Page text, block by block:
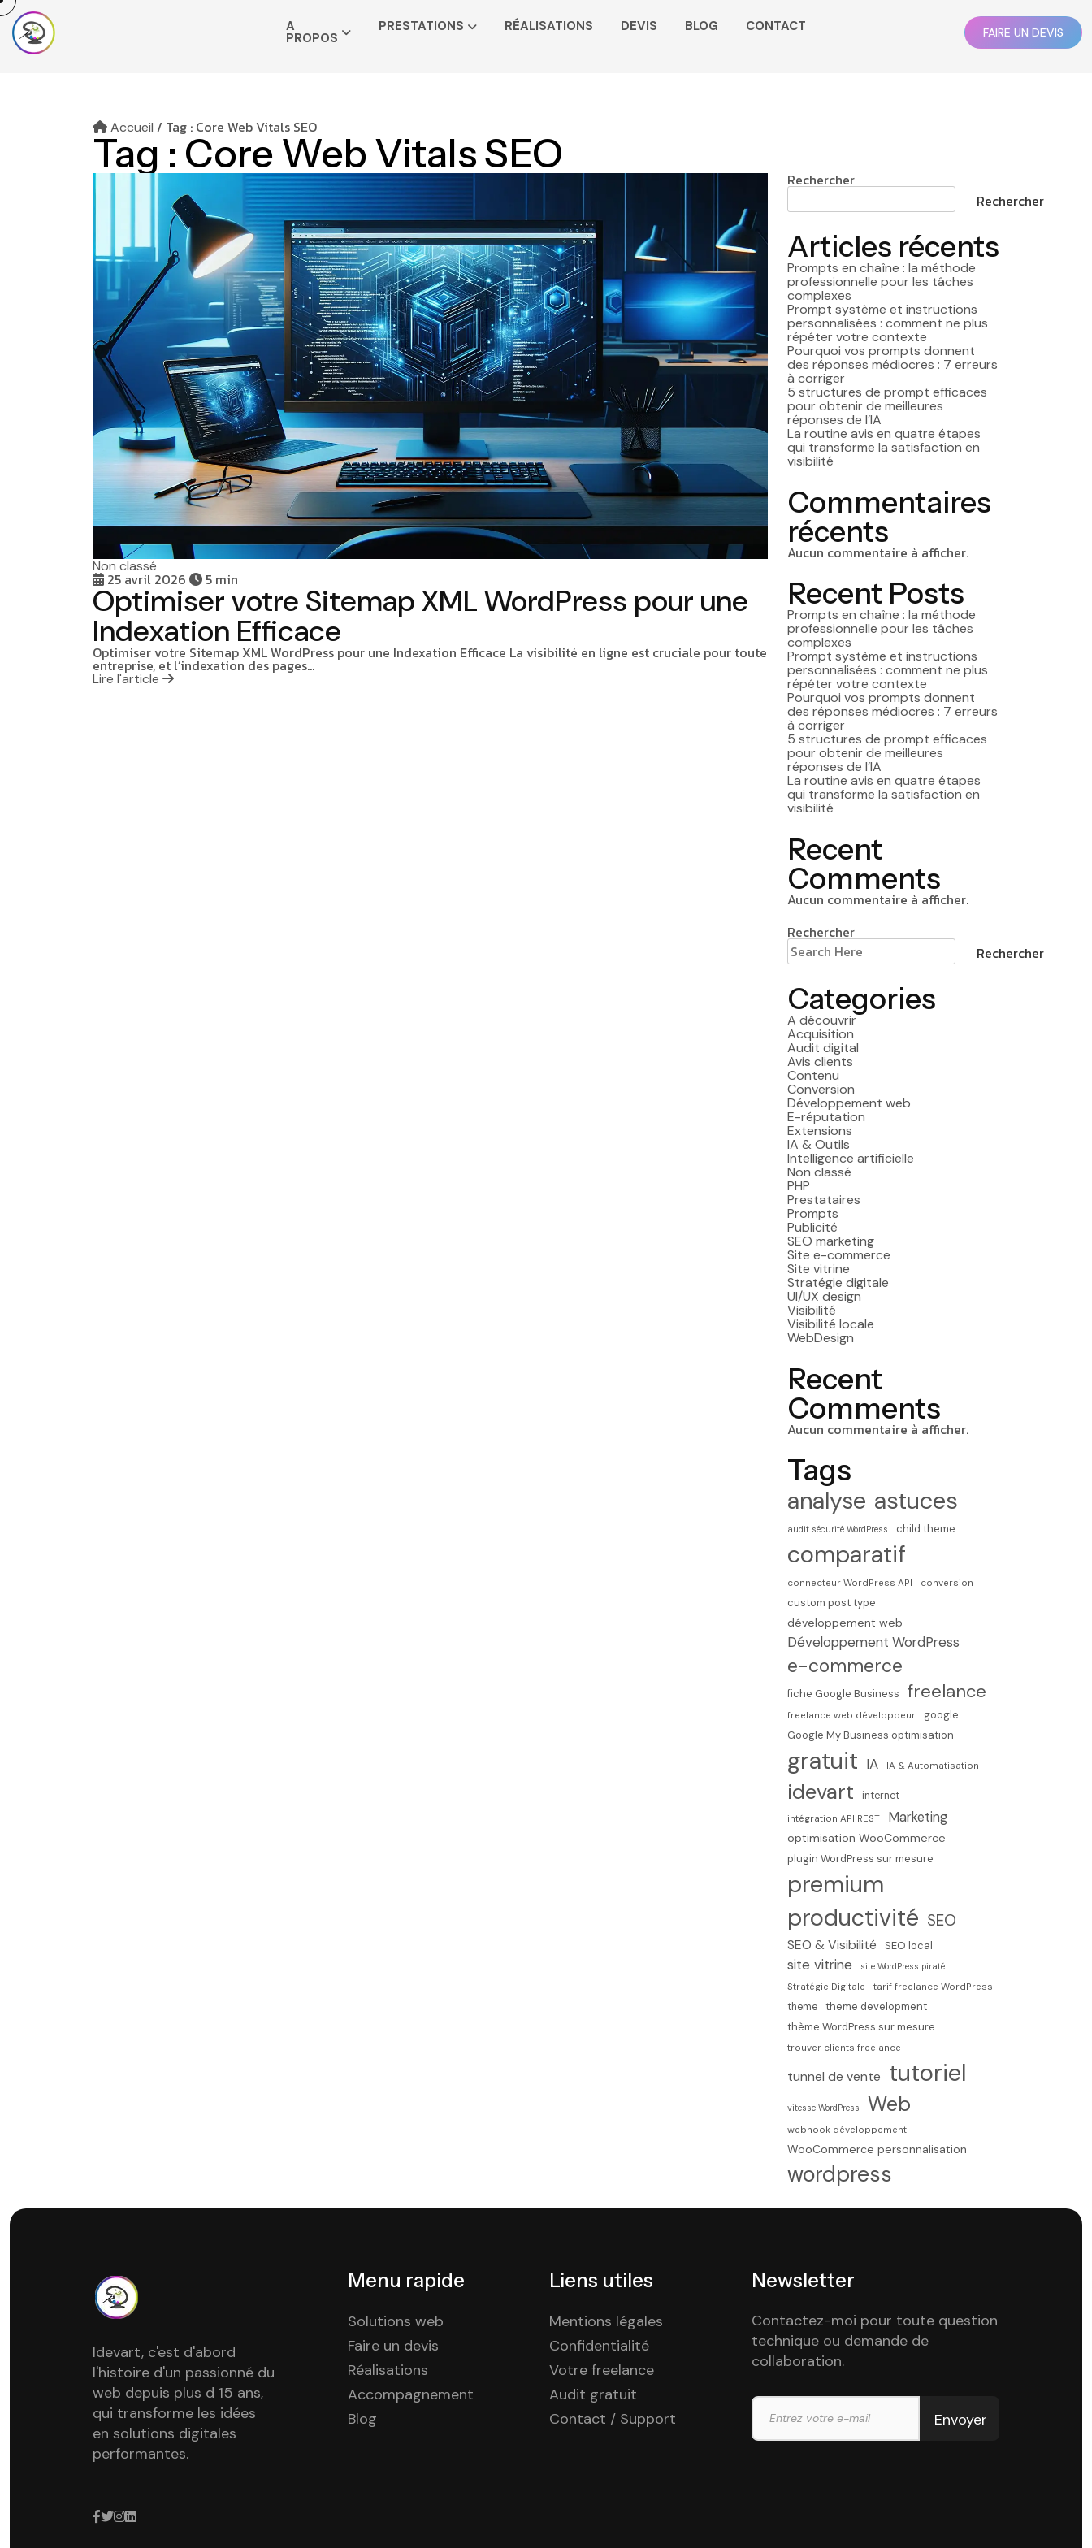
A
PROPOS
PRESTATIONS RÉALISATIONS DEVIS BLOG CONTACT FAIRE UN DEVIS
Accueil / Tag : Core Web Vitals SEO
Tag : Core Web Vitals SEO
Non classé
25 avril 2026 5 min
Optimiser votre Sitemap XML WordPress pour une
Indexation Efficace
Optimiser votre Sitemap XML WordPress pour une Indexation Efficace La visibilité en ligne est cruciale pour toute
entreprise, et l’indexation des pages…
Lire l'article
Rechercher
Rechercher
Articles récents
Prompts en chaîne : la méthode
professionnelle pour les tâches
complexes
Prompt système et instructions
personnalisées : comment ne plus
répéter votre contexte
Pourquoi vos prompts donnent
des réponses médiocres : 7 erreurs
à corriger
5 structures de prompt efficaces
pour obtenir de meilleures
réponses de l’IA
La routine avis en quatre étapes
qui transforme la satisfaction en
visibilité
Commentaires
récents
Aucun commentaire à afficher.
Recent Posts
Prompts en chaîne : la méthode
professionnelle pour les tâches
complexes
Prompt système et instructions
personnalisées : comment ne plus
répéter votre contexte
Pourquoi vos prompts donnent
des réponses médiocres : 7 erreurs
à corriger
5 structures de prompt efficaces
pour obtenir de meilleures
réponses de l’IA
La routine avis en quatre étapes
qui transforme la satisfaction en
visibilité
Recent
Comments
Aucun commentaire à afficher.
Rechercher
Rechercher
Categories
A découvrir
Acquisition
Audit digital
Avis clients
Contenu
Conversion
Développement web
E-réputation
Extensions
IA & Outils
Intelligence artificielle
Non classé
PHP
Prestataires
Prompts
Publicité
SEO marketing
Site e-commerce
Site vitrine
Stratégie digitale
UI/UX design
Visibilité
Visibilité locale
WebDesign
Recent
Comments
Aucun commentaire à afficher.
Tags
analyse astuces
audit sécurité WordPress child theme
comparatif
connecteur WordPress API conversion
custom post type
développement web
Développement WordPress
e-commerce
fiche Google Business freelance
freelance web développeur google
Google My Business optimisation
gratuit IA IA & Automatisation
idevart internet
intégration API REST Marketing
optimisation WooCommerce
plugin WordPress sur mesure
premium
productivité SEO
SEO & Visibilité SEO local
site vitrine site WordPress piraté
Stratégie Digitale tarif freelance WordPress
theme
theme development
thème WordPress sur mesure
trouver clients freelance
tunnel de vente tutoriel
vitesse WordPress Web
webhook développement
WooCommerce personnalisation
wordpress
Idevart, c'est d'abord
l'histoire d'un passionné du
web depuis plus d 15 ans,
qui transforme les idées
en solutions digitales
performantes.
Menu rapide
Solutions web
Faire un devis
Réalisations
Accompagnement
Blog
Liens utiles
Mentions légales
Confidentialité
Votre freelance
Audit gratuit
Contact / Support
Newsletter
Contactez-moi pour toute question
technique ou demande de
collaboration.